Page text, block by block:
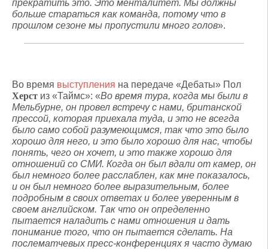
прекратить это. Это менталитет. Мы должны
больше стараться как команда, потому что в
прошлом сезоне мы пропустили много голов».
Во время выступления на передаче «Дебаты» Пол
Херст из «Таймс»: «Во время тура, когда мы были в
Мельбурне, он провел встречу с нами, британской
прессой, которая приехала туда, и это не всегда
было само собой разумеющимся, так что это было
хорошо для него, и это было хорошо для нас, чтобы
понять, чего он хочет, и это также хорошо для
отношений со СМИ. Когда он был вдали от камер, он
был немного более расслаблен, как мне показалось,
и он был немного более выразительным, более
подробным в своих ответах и более уверенным в
своем английском. Так что он определенно
пытается наладить с нами отношения и дать
понимание того, что он пытается сделать. На
послематчевых пресс-конференциях я часто думаю